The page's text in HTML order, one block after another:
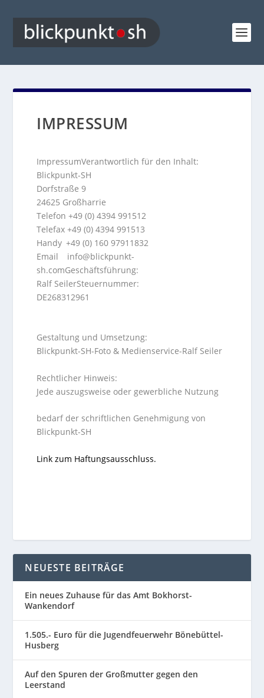
IMPRESSUM
ImpressumVerantwortlich für den Inhalt:
Blickpunkt-SH
Dorfstraße 9
24625 Großharrie
Telefon +49 (0) 4394 991512
Telefax +49 (0) 4394 991513
Handy +49 (0) 160 97911832
Email info@blickpunkt-
sh.comGeschäftsführung:
Ralf SeilerSteuernummer:
DE268312961
Gestaltung und Umsetzung:
Blickpunkt-SH-Foto & Medienservice-Ralf Seiler
Rechtlicher Hinweis:
Jede auszugsweise oder gewerbliche Nutzung
bedarf der schriftlichen Genehmigung von
Blickpunkt-SH
Link zum Haftungsausschluss.
NEUESTE BEITRÄGE
Ein neues Zuhause für das Amt Bokhorst-
Wankendorf
1.505.- Euro für die Jugendfeuerwehr Bönebüttel-
Husberg
Auf den Spuren der Großmutter gegen den
Leerstand